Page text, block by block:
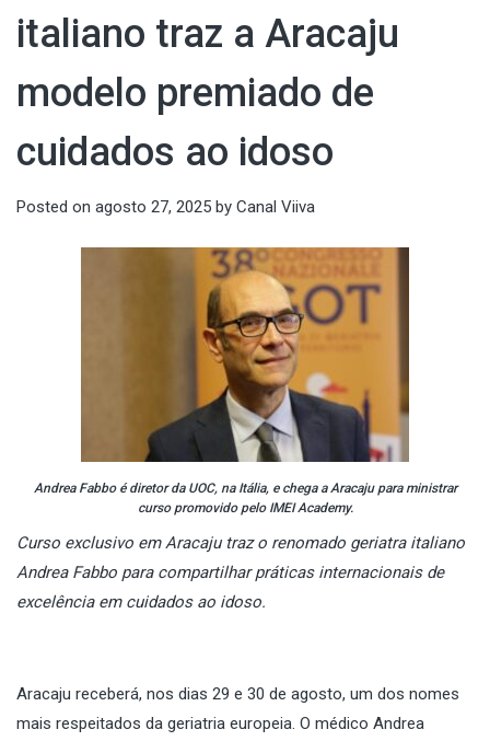
italiano traz a Aracaju
modelo premiado de
cuidados ao idoso
Posted on agosto 27, 2025 by Canal Viiva
Andrea Fabbo é diretor da UOC, na Itália, e chega a Aracaju para ministrar
curso promovido pelo IMEI Academy.
Curso exclusivo em Aracaju traz o renomado geriatra italiano
Andrea Fabbo para compartilhar práticas internacionais de
excelência em cuidados ao idoso.
Aracaju receberá, nos dias 29 e 30 de agosto, um dos nomes
mais respeitados da geriatria europeia. O médico Andrea